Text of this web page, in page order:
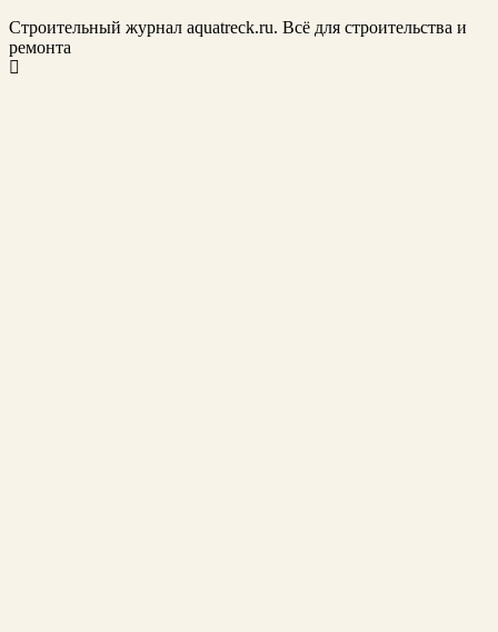
Строительный журнал aquatreck.ru. Всё для строительства и
ремонта